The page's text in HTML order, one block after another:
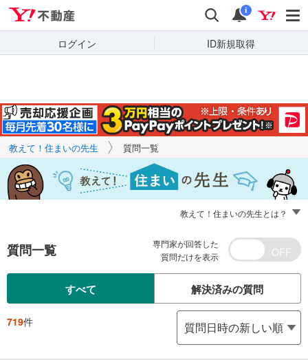
検索 通知
i
ログイン ID新規取得
キーワードで
質問を探す
教えて！住まいの先生 質問一覧
教えて！住まいの先生とは？
質問一覧
専門家が回答した
質問だけを表示
すべて 解決済みの質問
719件